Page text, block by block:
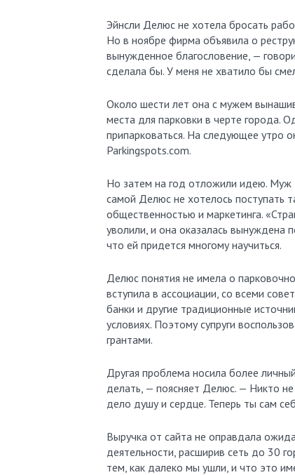
Эйнсли Делюс не хотела бросать
Но в ноябре фирма объявила о
вынужденное благословение, —
сделала бы. У меня не хватило бы
Около шести лет она с мужем
места для парковки в черте города.
припарковаться. На следующее утро
Parkingspots.com.
Но затем на год отложили идею. Муж
самой Делюс не хотелось поступать
общественностью и маркетинга.
уволили, и она оказалась вынуждена
что ей придется многому научиться.
Делюс понятия не имела о
вступила в ассоциации, со всеми
банки и другие традиционные
условиях. Поэтому супруги
грантами.
Другая проблема носила более
делать, — поясняет Делюс. — Никто
дело душу и сердце. Теперь ты сам
Выручка от сайта не оправдала
деятельности, расширив сеть до 30
тем, как далеко мы ушли, и что это